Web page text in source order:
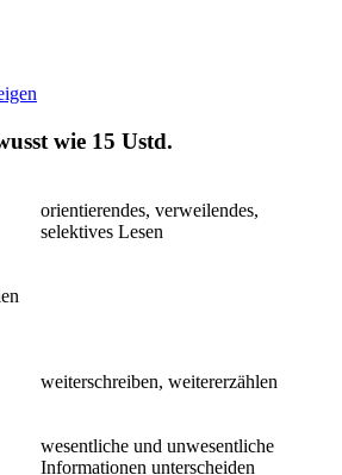
wie 15 Ustd.
orientierendes, verweilendes,
selektives Lesen
weiterschreiben, weitererzählen
wesentliche und unwesentliche
Informationen unterscheiden